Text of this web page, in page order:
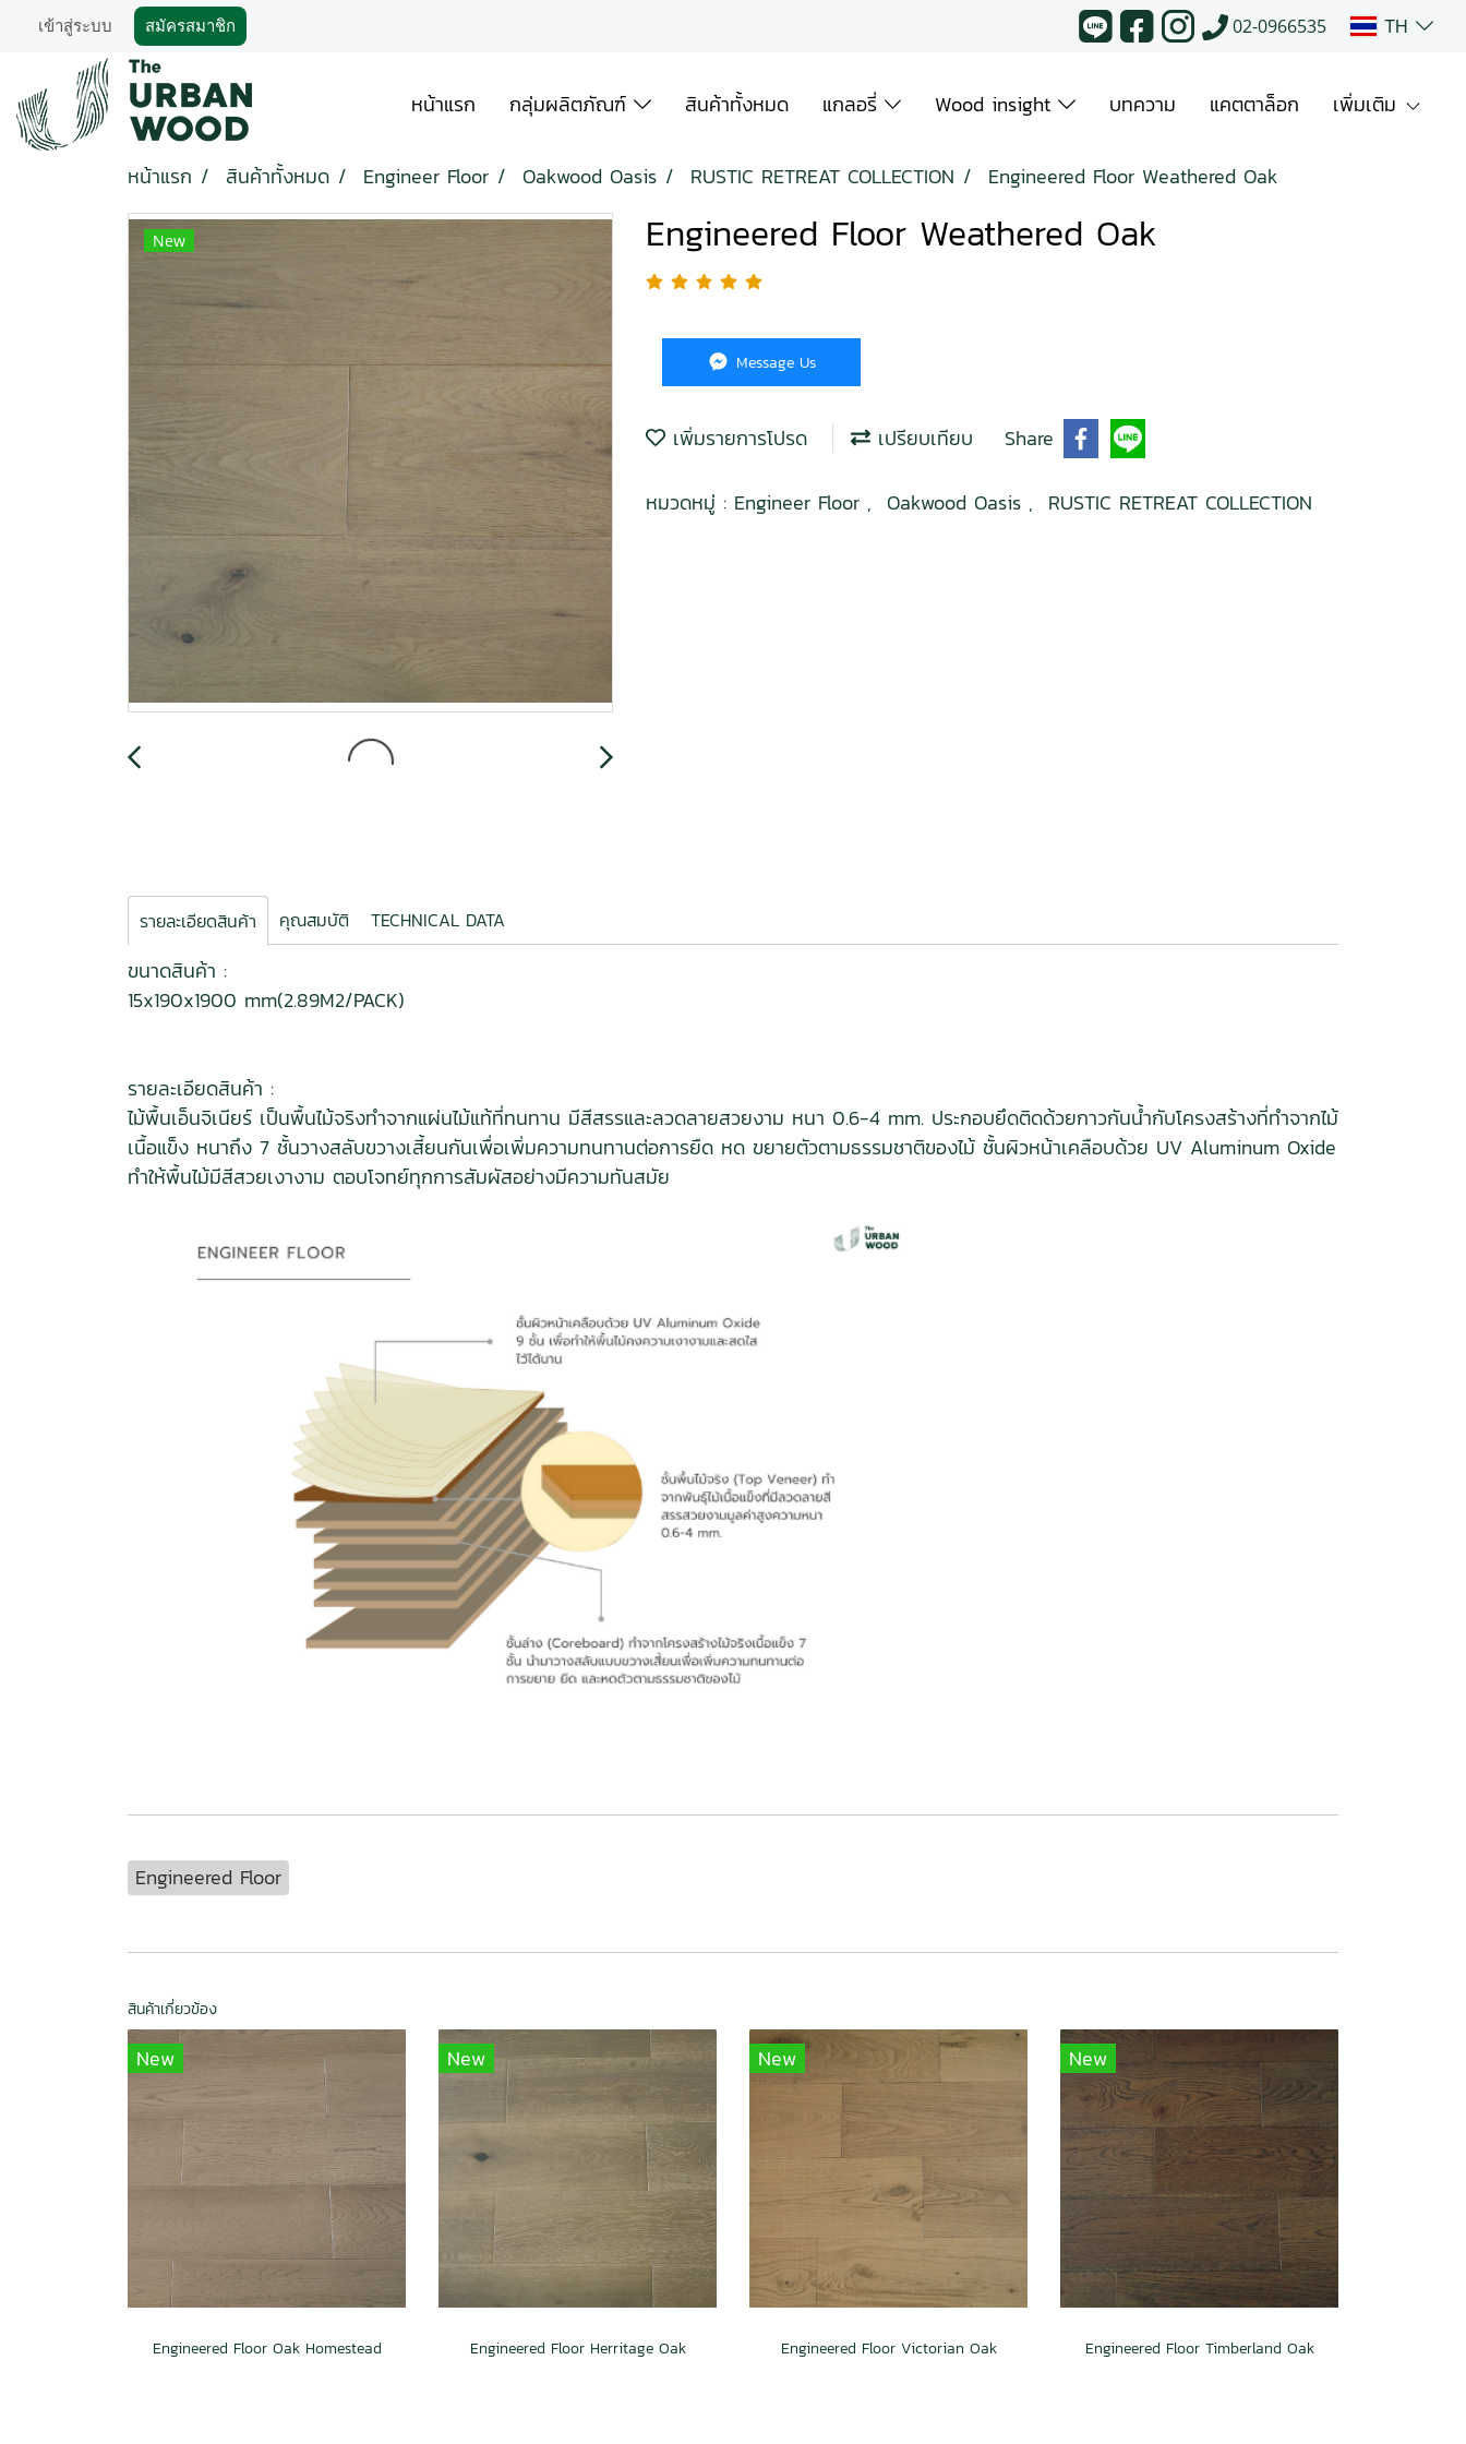
เข้าสู่ระบบ สมัครสมาชิก 02-0966535 TH
หน้าแรก กลุ่มผลิตภัณฑ์ สินค้าทั้งหมด แกลอรี่ Wood insight บทความ แคตตาล็อก เพิ่มเติม
หน้าแรก สินค้าทั้งหมด Engineer Floor Oakwood Oasis RUSTIC RETREAT COLLECTION Engineered Floor Weathered Oak
New Engineered Floor Weathered Oak
Message Us
เพิ่มรายการโปรด เปรียบเทียบ Share
หมวดหมู่ : Engineer Floor , Oakwood Oasis , RUSTIC RETREAT COLLECTION
รายละเอียดสินค้า คุณสมบัติ TECHNICAL DATA
ขนาดสินค้า :
15x190x1900 mm(2.89M2/PACK)
รายละเอียดสินค้า :
ไม้พื้นเอ็นจิเนียร์ เป็นพื้นไม้จริงทำจากแผ่นไม้แท้ที่ทนทาน มีสีสรรและลวดลายสวยงาม หนา 0.6-4 mm. ประกอบยึดติดด้วยกาวกันน้ำกับโครงสร้างที่ทำจากไม้
เนื้อแข็ง หนาถึง 7 ชั้นวางสลับขวางเสี้ยนกันเพื่อเพิ่มความทนทานต่อการยืด หด ขยายตัวตามธรรมชาติของไม้ ชั้นผิวหน้าเคลือบด้วย UV Aluminum Oxide
ทำให้พื้นไม้มีสีสวยเงางาม ตอบโจทย์ทุกการสัมผัสอย่างมีความทันสมัย
Engineered Floor
สินค้าเกี่ยวข้อง
New
Engineered Floor Oak Homestead
New
Engineered Floor Herritage Oak
New
Engineered Floor Victorian Oak
New
Engineered Floor Timberland Oak